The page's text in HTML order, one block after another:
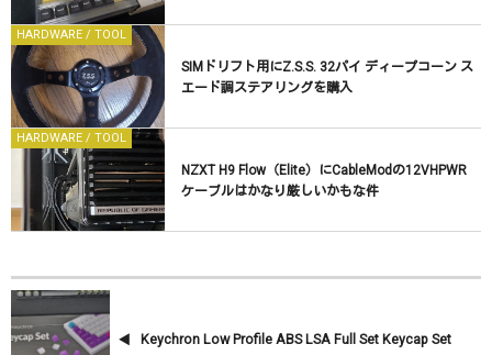
HARDWARE / TOOL
SIMドリフト用にZ.S.S. 32パイ ディープコーン ス
エード調ステアリングを購入
HARDWARE / TOOL
NZXT H9 Flow（Elite）にCableModの12VHPWR
ケーブルはかなり厳しいかもな件
Keychron Low Profile ABS LSA Full Set Keycap Set